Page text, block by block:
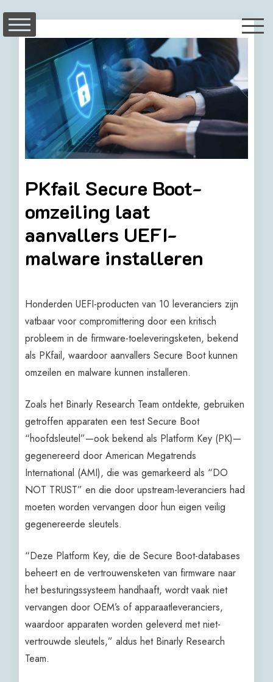
content
PKfail Secure Boot-
omzeiling laat
aanvallers UEFI-
malware installeren
Honderden UEFI-producten van 10 leveranciers zijn
vatbaar voor compromittering door een kritisch
probleem in de firmware-toeleveringsketen, bekend
als PKfail, waardoor aanvallers Secure Boot kunnen
omzeilen en malware kunnen installeren.
Zoals het Binarly Research Team ontdekte, gebruiken
getroffen apparaten een test Secure Boot
“hoofdsleutel”—ook bekend als Platform Key (PK)—
gegenereerd door American Megatrends
International (AMI), die was gemarkeerd als “DO
NOT TRUST” en die door upstream-leveranciers had
moeten worden vervangen door hun eigen veilig
gegenereerde sleutels.
“Deze Platform Key, die de Secure Boot-databases
beheert en de vertrouwensketen van firmware naar
het besturingssysteem handhaaft, wordt vaak niet
vervangen door OEM’s of apparaatleveranciers,
waardoor apparaten worden geleverd met niet-
vertrouwde sleutels,” aldus het Binarly Research
Team.